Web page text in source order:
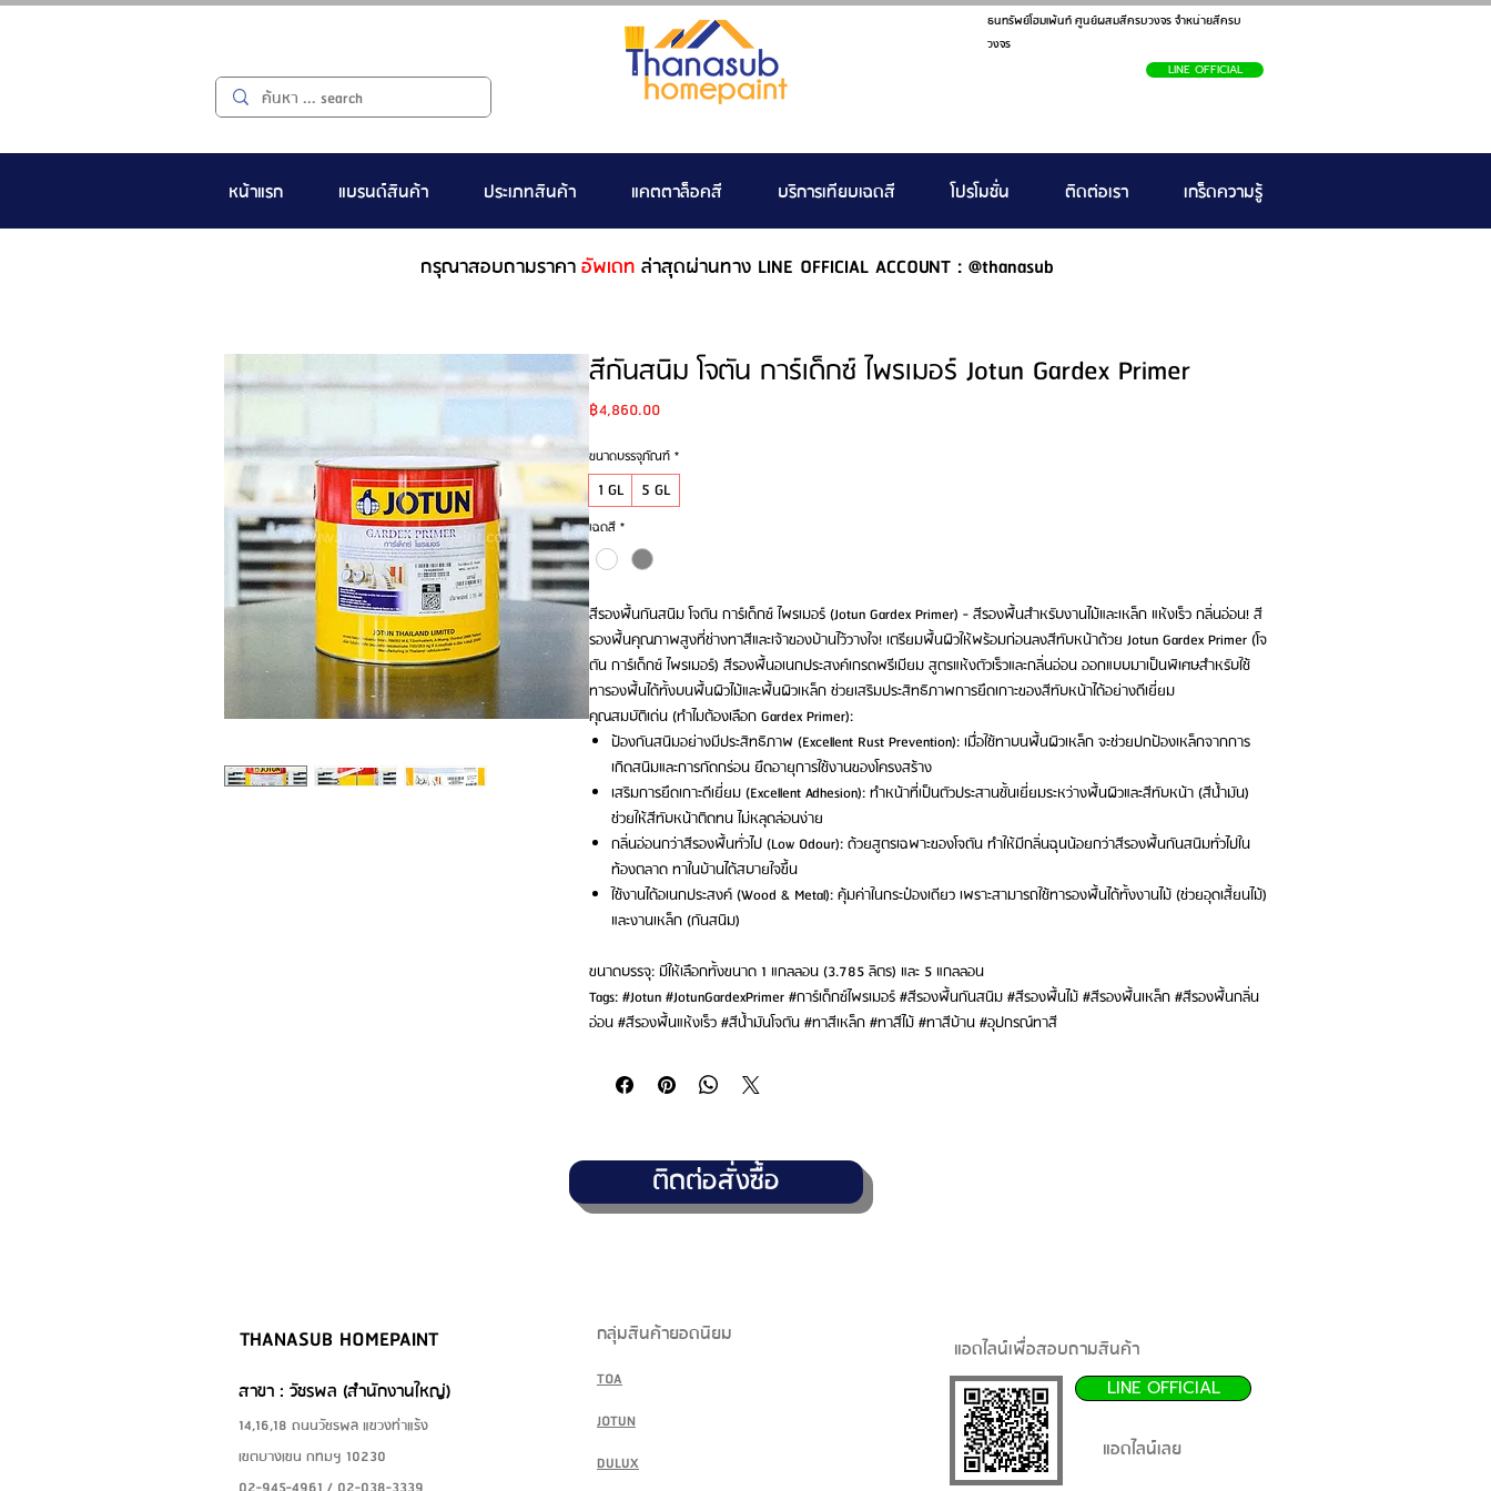
ธนทรัพย์โฮมเพ้นท์ ศูนย์ผสมสีครบวงจร จำหน่ายสีครบ
วงจร
LINE OFFICIAL
หน้าแรก แบรนด์สินค้า ประเภทสินค้า แคตตาล็อคสี บริการเทียบเฉดสี โปรโมชั่น ติดต่อเรา เกร็ดความรู้
กรุณาสอบถามราคาอัพเดท ล่าสุดผ่านทาง LINE OFFICIAL ACCOUNT : @thanasub
สีกันสนิม โจตัน การ์เด็กซ์ ไพรเมอร์ Jotun Gardex Primer
฿4,860.00Price
ขนาดบรรจุภัณฑ์ *
1 GL 5 GL
เฉดสี *
สีรองพื้นกันสนิม โจตัน การ์เด็กซ์ ไพรเมอร์ (Jotun Gardex Primer) - สีรองพื้นสำหรับงานไม้และเหล็ก แห้งเร็ว กลิ่นอ่อน! สี
รองพื้นคุณภาพสูงที่ช่างทาสีและเจ้าของบ้านไว้วางใจ! เตรียมพื้นผิวให้พร้อมก่อนลงสีทับหน้าด้วย Jotun Gardex Primer (โจ
ตัน การ์เด็กซ์ ไพรเมอร์) สีรองพื้นอเนกประสงค์เกรดพรีเมียม สูตรแห้งตัวเร็วและกลิ่นอ่อน ออกแบบมาเป็นพิเศษสำหรับใช้
ทารองพื้นได้ทั้งบนพื้นผิวไม้และพื้นผิวเหล็ก ช่วยเสริมประสิทธิภาพการยึดเกาะของสีทับหน้าได้อย่างดีเยี่ยม
คุณสมบัติเด่น (ทำไมต้องเลือก Gardex Primer):
ป้องกันสนิมอย่างมีประสิทธิภาพ (Excellent Rust Prevention): เมื่อใช้ทาบนพื้นผิวเหล็ก จะช่วยปกป้องเหล็กจากการ
เกิดสนิมและการกัดกร่อน ยืดอายุการใช้งานของโครงสร้าง
เสริมการยึดเกาะดีเยี่ยม (Excellent Adhesion): ทำหน้าที่เป็นตัวประสานชั้นเยี่ยมระหว่างพื้นผิวและสีทับหน้า (สีน้ำมัน)
ช่วยให้สีทับหน้าติดทน ไม่หลุดล่อนง่าย
กลิ่นอ่อนกว่าสีรองพื้นทั่วไป (Low Odour): ด้วยสูตรเฉพาะของโจตัน ทำให้มีกลิ่นฉุนน้อยกว่าสีรองพื้นกันสนิมทั่วไปใน
ท้องตลาด ทาในบ้านได้สบายใจขึ้น
ใช้งานได้อเนกประสงค์ (Wood & Metal): คุ้มค่าในกระป๋องเดียว เพราะสามารถใช้ทารองพื้นได้ทั้งงานไม้ (ช่วยอุดเสี้ยนไม้)
และงานเหล็ก (กันสนิม)
ขนาดบรรจุ: มีให้เลือกทั้งขนาด 1 แกลลอน (3.785 ลิตร) และ 5 แกลลอน
Tags: #Jotun #JotunGardexPrimer #การ์เด็กซ์ไพรเมอร์ #สีรองพื้นกันสนิม #สีรองพื้นไม้ #สีรองพื้นเหล็ก #สีรองพื้นกลิ่น
อ่อน #สีรองพื้นแห้งเร็ว #สีน้ำมันโจตัน #ทาสีเหล็ก #ทาสีไม้ #ทาสีบ้าน #อุปกรณ์ทาสี
ติดต่อสั่งซื้อ
THANASUB HOMEPAINT
สาขา : วัชรพล (สำนักงานใหญ่)
14,16,18 ถนนวัชรพล แขวงท่าแร้ง
เขตบางเขน กทมฯ 10230
กลุ่มสินค้ายอดนิยม
TOA
JOTUN
DULUX
แอดไลน์เพื่อสอบถามสินค้า
LINE OFFICIAL
แอดไลน์เลย